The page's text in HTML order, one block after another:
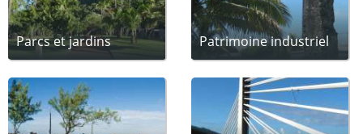
Parcs et jardins Patrimoine industriel